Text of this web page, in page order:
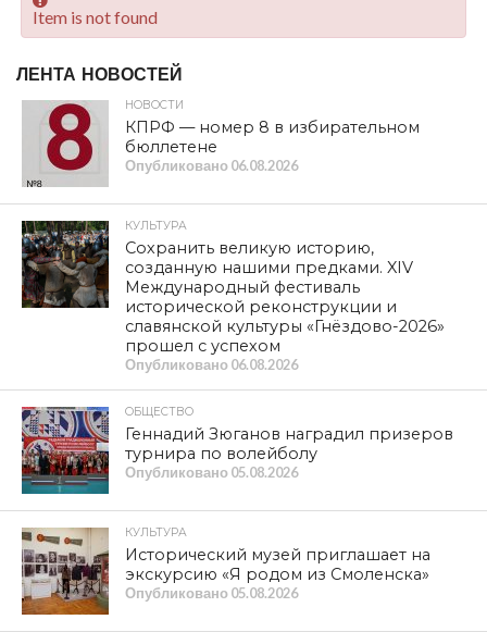
Item is not found
ЛЕНТА НОВОСТЕЙ
НОВОСТИ
КПРФ — номер 8 в избирательном
бюллетене
Опубликовано 06.08.2026
КУЛЬТУРА
Сохранить великую историю,
созданную нашими предками. XIV
Международный фестиваль
исторической реконструкции и
славянской культуры «Гнёздово-2026»
прошел с успехом
Опубликовано 06.08.2026
ОБЩЕСТВО
Геннадий Зюганов наградил призеров
турнира по волейболу
Опубликовано 05.08.2026
КУЛЬТУРА
Исторический музей приглашает на
экскурсию «Я родом из Смоленска»
Опубликовано 05.08.2026